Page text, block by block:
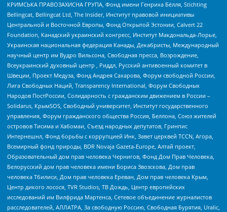
КРИМСЬКА ПРАВОЗАХИСНА ГРУПА, Фонд имени Генриха Бёлля, Stichting
Bellingcat, Bellingcat Ltd, The Insider, Институт правовой инициативы
Центральной и Восточной Европы, Фонд Открытой Эстонии, Calvert 22
Foundation, Канадский украинский конгресс, Институт Макдональда-Лорье,
Украинская национальная федерация Канады, Декабристы, Международный
научный центр им Вудро Вильсона, Свободная пресса, Возрождение,
Всеукраинский духовный центр , Риддл, Русский антивоенный комитет в
Швеции, Проект Медуза, Фонд Андрея Сахарова, Форум свободной России,
Лига Свободных Наций, Transparеncy International, Форум Свободных
Народов ПостРоссии, Солидарность с гражданским движением в России –
Solidarus, КрымSOS, Свободный университет, Институт государственного
управления, Форум гражданского общества Россия, Беллона, Союз жителей
островов Тисима и Хабомаи, Съезд народных депутатов, Гринпис
Интернешнл, Фонд борьбы с коррупцией Инк, Завет церквей TCCN, Агора,
Всемирный фонд природы, BDR Novaja Gazeta-Europe, Алтай проект,
Образовательный дом прав человека Чернигов, Фонд Дом Прав Человека,
Белорусский дом прав человека имени Бориса Звозскова, Дом прав
человека Тбилиси, Дом прав человека Ереван, Дом прав человека Крым,
Центр дикого лосося, TVR Studios, ТВ Дождь, Центр европейских
исследований им Вилфрида Мартенса, Сетевое объединение журналистов
расследователей, АЛЛАТРА, За свободную Россию, Свободная Бурятия, Uralic,